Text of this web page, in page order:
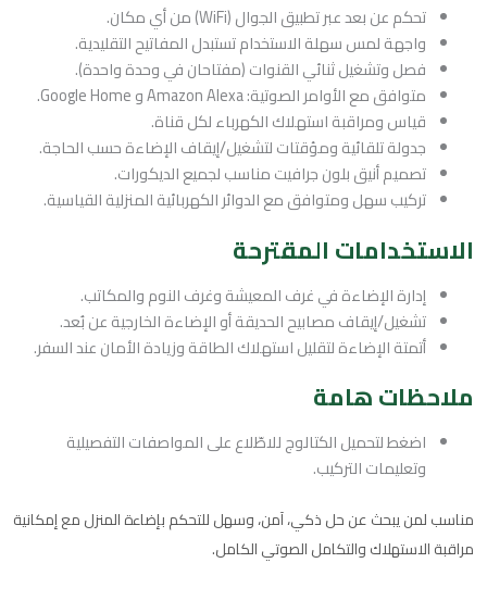
تحكم عن بعد عبر تطبيق الجوال (WiFi) من أي مكان.
واجهة لمس سهلة الاستخدام تستبدل المفاتيح التقليدية.
فصل وتشغيل ثنائي القنوات (مفتاحان في وحدة واحدة).
متوافق مع الأوامر الصوتية: Amazon Alexa و Google Home.
قياس ومراقبة استهلاك الكهرباء لكل قناة.
جدولة تلقائية ومؤقتات لتشغيل/إيقاف الإضاءة حسب الحاجة.
تصميم أنيق بلون جرافيت مناسب لجميع الديكورات.
تركيب سهل ومتوافق مع الدوائر الكهربائية المنزلية القياسية.
الاستخدامات المقترحة
إدارة الإضاءة في غرف المعيشة وغرف النوم والمكاتب.
تشغيل/إيقاف مصابيح الحديقة أو الإضاءة الخارجية عن بُعد.
أتمتة الإضاءة لتقليل استهلاك الطاقة وزيادة الأمان عند السفر.
ملاحظات هامة
اضغط لتحميل الكتالوج للاطّلاع على المواصفات التفصيلية
وتعليمات التركيب.
مناسب لمن يبحث عن حل ذكي، آمن، وسهل للتحكم بإضاءة المنزل مع إمكانية
مراقبة الاستهلاك والتكامل الصوتي الكامل.